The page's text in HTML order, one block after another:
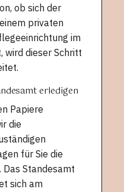
ob sich der
privaten
im
wird dieser Schritt
erledigen
Papiere
die
für Sie die
Standesamt
sich am